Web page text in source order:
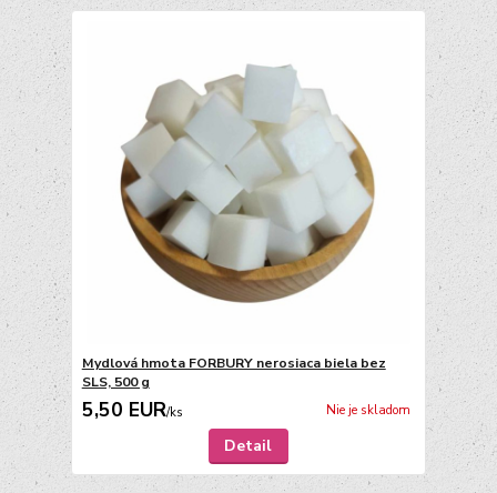
Mydlová hmota FORBURY nerosiaca biela bez
SLS, 500 g
5,50 EUR/ks Nie je skladom
Detail